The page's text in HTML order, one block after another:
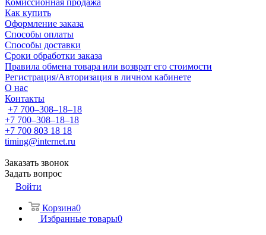
Комиссионная продажа
Как купить
Оформление заказа
Способы оплаты
Способы доставки
Сроки обработки заказа
Правила обмена товара или возврат его стоимости
Регистрация/Авторизация в личном кабинете
О нас
Контакты
+7 700‒308‒18‒18
+7 700‒308‒18‒18
+7 700 803 18 18
timing@internet.ru
Заказать звонок
Задать вопрос
Войти
Корзина0
Избранные товары0